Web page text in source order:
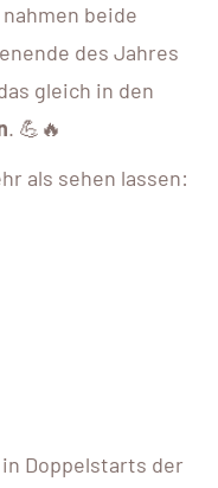
beide
des Jahres
gleich in den
. 💪🔥
als sehen lassen:
Doppelstarts der